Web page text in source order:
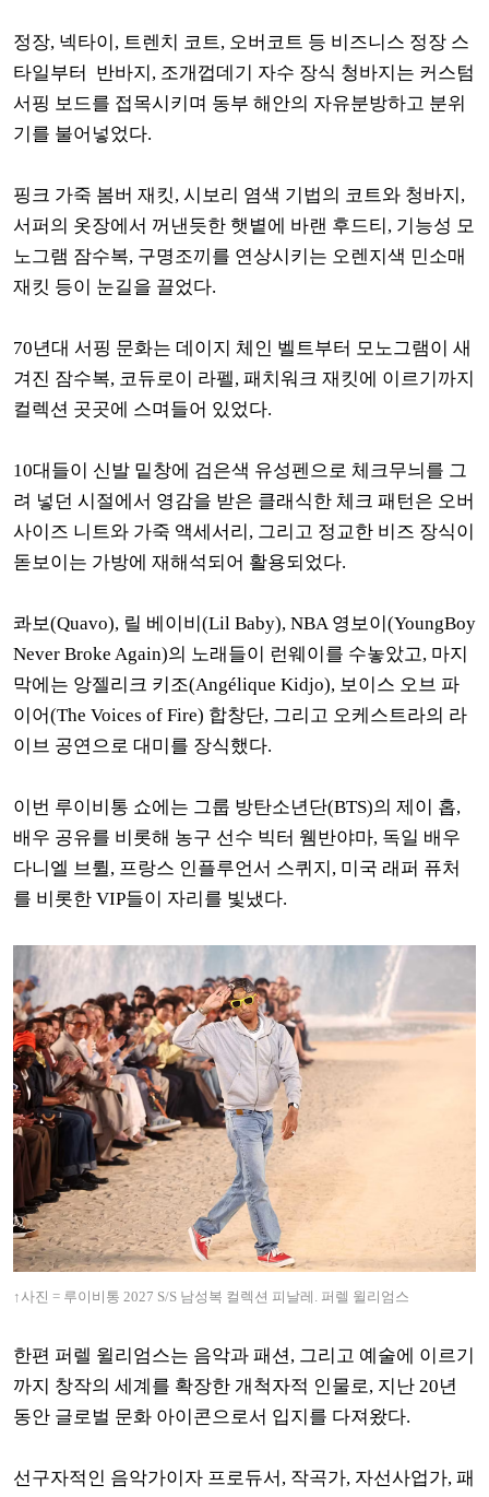
정장, 넥타이, 트렌치 코트, 오버코트 등 비즈니스 정장 스
타일부터 반바지, 조개껍데기 자수 장식 청바지는 커스텀
서핑 보드를 접목시키며 동부 해안의 자유분방하고 분위
기를 불어넣었다.
핑크 가죽 봄버 재킷, 시보리 염색 기법의 코트와 청바지,
서퍼의 옷장에서 꺼낸듯한 햇볕에 바랜 후드티, 기능성 모
노그램 잠수복, 구명조끼를 연상시키는 오렌지색 민소매
재킷 등이 눈길을 끌었다.
70년대 서핑 문화는 데이지 체인 벨트부터 모노그램이 새
겨진 잠수복, 코듀로이 라펠, 패치워크 재킷에 이르기까지
컬렉션 곳곳에 스며들어 있었다.
10대들이 신발 밑창에 검은색 유성펜으로 체크무늬를 그
려 넣던 시절에서 영감을 받은 클래식한 체크 패턴은 오버
사이즈 니트와 가죽 액세서리, 그리고 정교한 비즈 장식이
돋보이는 가방에 재해석되어 활용되었다.
콰보(Quavo), 릴 베이비(Lil Baby), NBA 영보이(YoungBoy
Never Broke Again)의 노래들이 런웨이를 수놓았고, 마지
막에는 앙젤리크 키조(Angélique Kidjo), 보이스 오브 파
이어(The Voices of Fire) 합창단, 그리고 오케스트라의 라
이브 공연으로 대미를 장식했다.
이번 루이비통 쇼에는 그룹 방탄소년단(BTS)의 제이 홉,
배우 공유를 비롯해 농구 선수 빅터 웸반야마, 독일 배우
다니엘 브륄, 프랑스 인플루언서 스퀴지, 미국 래퍼 퓨처
를 비롯한 VIP들이 자리를 빛냈다.
↑사진 = 루이비통 2027 S/S 남성복 컬렉션 피날레. 퍼렐 윌리엄스
한편 퍼렐 윌리엄스는 음악과 패션, 그리고 예술에 이르기
까지 창작의 세계를 확장한 개척자적 인물로, 지난 20년
동안 글로벌 문화 아이콘으로서 입지를 다져왔다.
선구자적인 음악가이자 프로듀서, 작곡가, 자선사업가, 패